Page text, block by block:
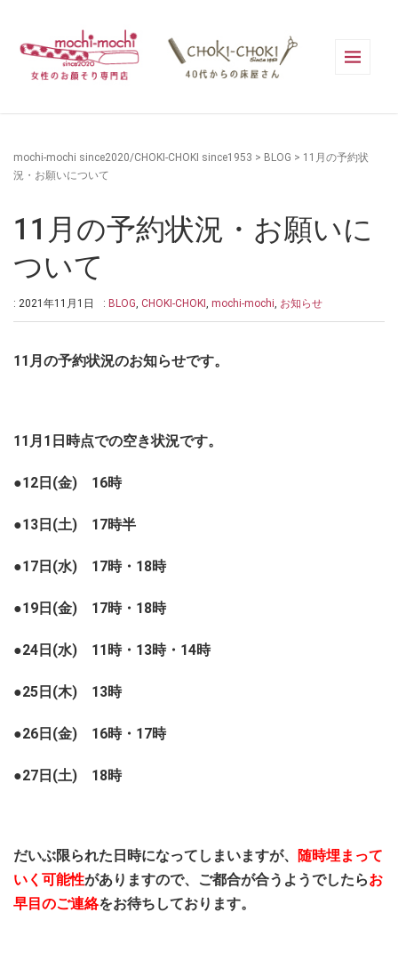
mochi-mochi since2020/CHOKI-CHOKI since1953 > BLOG > 11月の予約状
況・お願いについて
11月の予約状況・お願いに
ついて
: 2021年11月1日 : BLOG, CHOKI-CHOKI , mochi-mochi, お知らせ
11月の予約状況のお知らせです。
11月1日時点での空き状況です。
●12日(金) 16時
●13日(土) 17時半
●17日(水) 17時・18時
●19日(金) 17時・18時
●24日(水) 11時・13時・14時
●25日(木) 13時
●26日(金) 16時・17時
●27日(土) 18時
だいぶ限られた日時になってしまいますが、
随時埋まって
いく可能性がありますので、ご都合が合うようでしたらお
早目のご連絡をお待ちしております。